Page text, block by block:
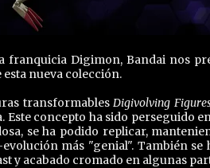
franquicia Digimon, Bandai nos
nueva colección.
transformablesDigivolving
concepto ha sido perseguido
se ha podido replicar,
más "genial". También se
y acabado cromado en algunas